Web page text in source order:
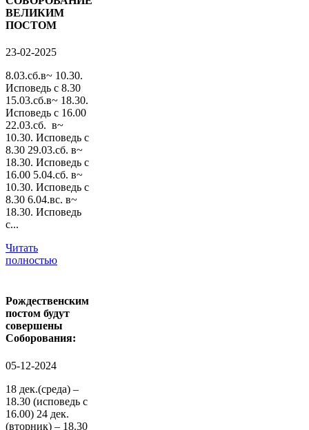
ВЕЛИКИМ
ПОСТОМ
23-02-2025
8.03.сб.в~ 10.30.
Исповедь с 8.30
15.03.сб.в~ 18.30.
Исповедь с 16.00
22.03.сб. в~
10.30. Исповедь с
8.30 29.03.сб. в~
18.30. Исповедь с
16.00 5.04.сб. в~
10.30. Исповедь с
8.30 6.04.вс. в~
18.30. Исповедь
с...
Читать
полностью
Рождественским
постом будут
совершены
Соборования:
05-12-2024
18 дек.(среда) –
18.30 (исповедь с
16.00) 24 дек.
(вторник) – 18.30